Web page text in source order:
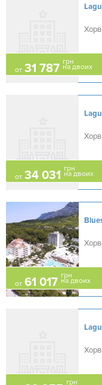
от 31 787 грн
на двоих
от 34 031 грн
на двоих
от 61 017 грн
на двоих
грн